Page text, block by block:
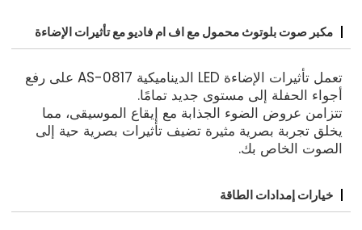
مكبر صوت بلوتوث محمول مع اف ام فاديو مع تأثيرات الإضاءة
تعمل تأثيرات الإضاءة LED الديناميكية AS-0817 على رفع
أجواء الحفلة إلى مستوى جديد تمامًا.
تتزامن عروض الضوء الجذابة مع إيقاع الموسيقى، مما
يخلق تجربة بصرية مثيرة تضيف تأثيرات بصرية حية إلى
الصوت الخاص بك.
خيارات إمدادات الطاقة